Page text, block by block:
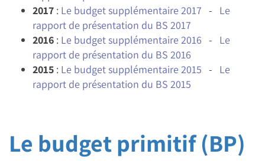
2017 : Le budget supplémentaire 2017 - Le
rapport de présentation du BS 2017
2016 : Le budget supplémentaire 2016 - Le
rapport de présentation du BS 2016
2015 : Le budget supplémentaire 2015 - Le
rapport de présentation du BS 2015
Le budget primitif (BP)